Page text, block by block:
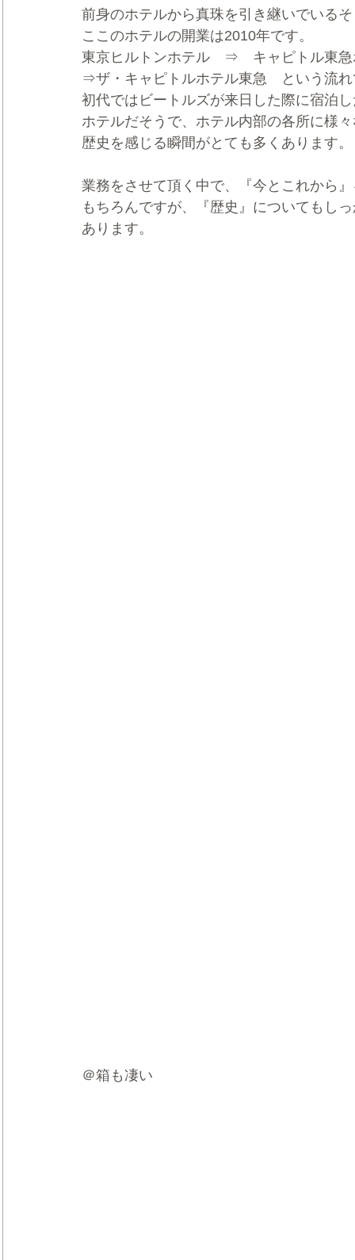
前身のホテルから真珠を引き継いでいる
ここのホテルの開業は2010年です。
東京ヒルトンホテル　⇒　キャピトル東
⇒ザ・キャピトルホテル東急　という流
初代ではビートルズが来日した際に宿泊
ホテルだそうで、ホテル内部の各所に様
歴史を感じる瞬間がとても多くあります。
業務をさせて頂く中で、『今とこれから
もちろんですが、『歴史』についてもし
あります。
＠箱も凄い